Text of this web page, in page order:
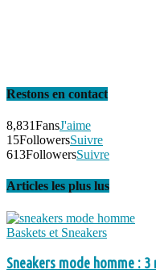
Restons en contact
8,831FansJ'aime
15FollowersSuivre
613FollowersSuivre
Articles les plus lus
Baskets et Sneakers
Sneakers mode homme :